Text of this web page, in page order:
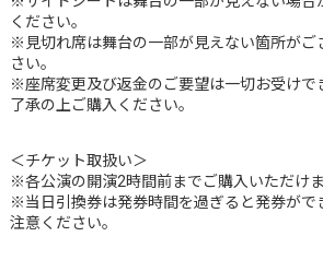
ください。
※見切れ席は舞台の一部が見えない箇所がご
さい。
※座席変更及び返金のご要望は一切お受けで
了承の上ご購入ください。
＜チケット取扱い＞
※各公演の開演2時間前までご購入いただけま
※当日引換券は発券時間を過ぎると発券がで
注意ください。